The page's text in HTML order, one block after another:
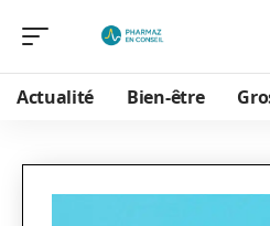
Actualité Bien-être